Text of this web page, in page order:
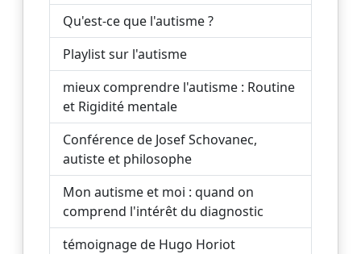
Qu'est-ce que l'autisme ?
Playlist sur l'autisme
mieux comprendre l'autisme : Routine
et Rigidité mentale
Conférence de Josef Schovanec,
autiste et philosophe
Mon autisme et moi : quand on
comprend l'intérêt du diagnostic
témoignage de Hugo Horiot